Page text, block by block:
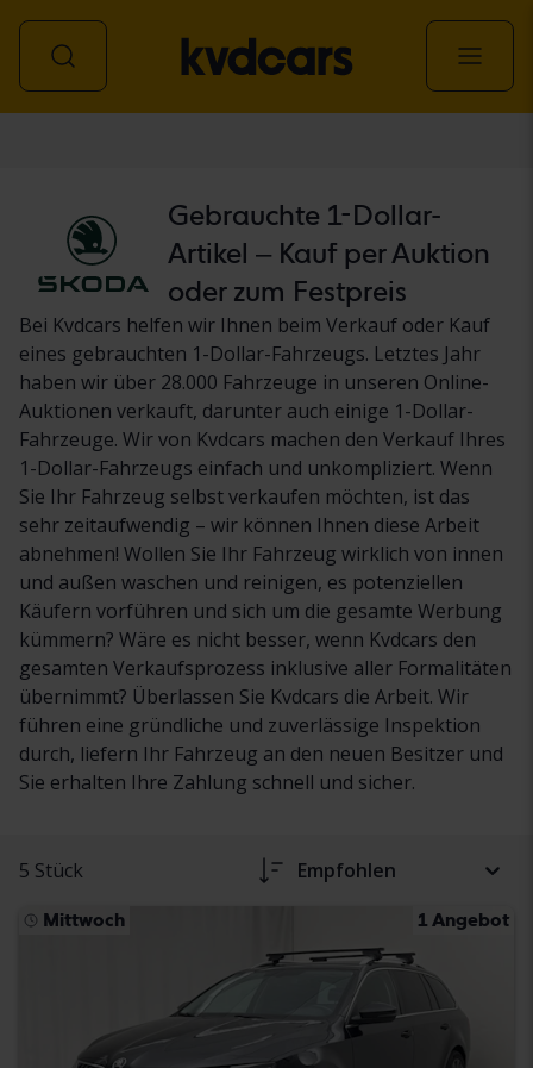
Gebrauchte 1-Dollar-
Artikel – Kauf per Auktion
oder zum Festpreis
Bei Kvdcars helfen wir Ihnen beim Verkauf oder Kauf
eines gebrauchten 1-Dollar-Fahrzeugs. Letztes Jahr
haben wir über 28.000 Fahrzeuge in unseren Online-
Auktionen verkauft, darunter auch einige 1-Dollar-
Fahrzeuge. Wir von Kvdcars machen den Verkauf Ihres
1-Dollar-Fahrzeugs einfach und unkompliziert. Wenn
Sie Ihr Fahrzeug selbst verkaufen möchten, ist das
sehr zeitaufwendig – wir können Ihnen diese Arbeit
abnehmen! Wollen Sie Ihr Fahrzeug wirklich von innen
und außen waschen und reinigen, es potenziellen
Käufern vorführen und sich um die gesamte Werbung
kümmern? Wäre es nicht besser, wenn Kvdcars den
gesamten Verkaufsprozess inklusive aller Formalitäten
übernimmt? Überlassen Sie Kvdcars die Arbeit. Wir
führen eine gründliche und zuverlässige Inspektion
durch, liefern Ihr Fahrzeug an den neuen Besitzer und
Sie erhalten Ihre Zahlung schnell und sicher.
5 Stück Empfohlen
Mittwoch 1 Angebot